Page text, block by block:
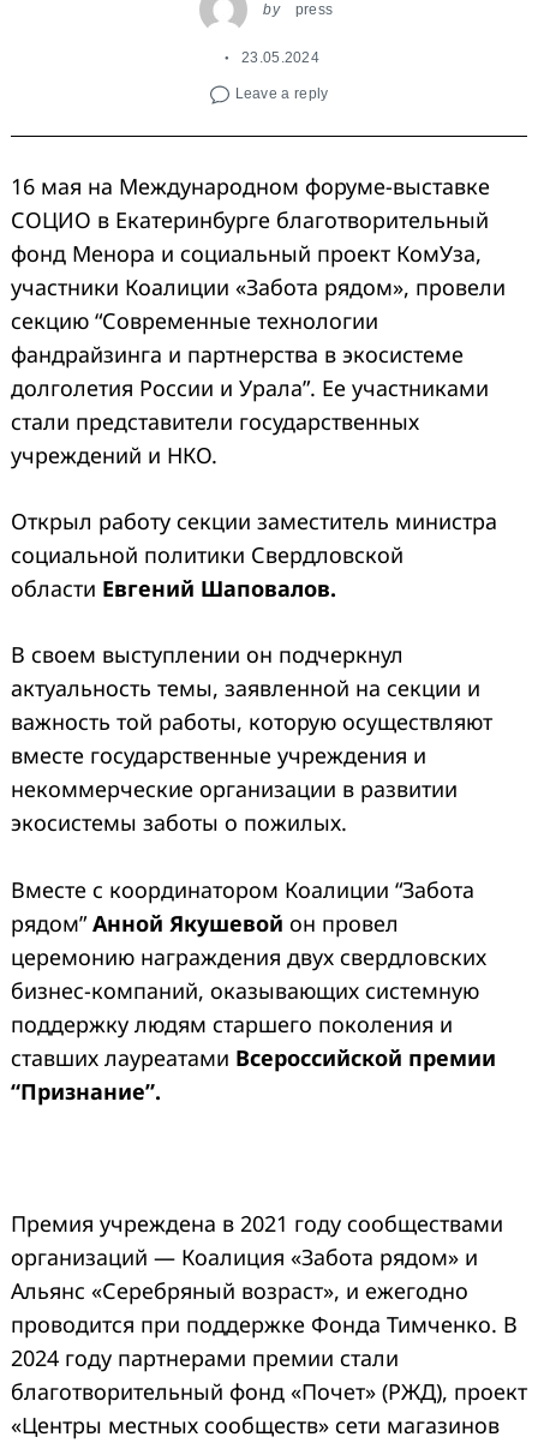
by press
23.05.2024
Leave a reply
16 мая на Международном форуме-выставке
СОЦИО в Екатеринбурге благотворительный
фонд Менора и социальный проект КомУза,
участники Коалиции «Забота рядом», провели
секцию “Современные технологии
фандрайзинга и партнерства в экосистеме
долголетия России и Урала”. Ее участниками
стали представители государственных
учреждений и НКО.
Открыл работу секции заместитель министра
социальной политики Свердловской
области Евгений Шаповалов.
В своем выступлении он подчеркнул
актуальность темы, заявленной на секции и
важность той работы, которую осуществляют
вместе государственные учреждения и
некоммерческие организации в развитии
экосистемы заботы о пожилых.
Вместе с координатором Коалиции “Забота
рядом”Анной Якушевой он провел
церемонию награждения двух свердловских
бизнес-компаний, оказывающих системную
поддержку людям старшего поколения и
ставших лауреатами Всероссийской премии
“Признание”.
Премия учреждена в 2021 году сообществами
организаций — Коалиция «Забота рядом» и
Альянс «Серебряный возраст», и ежегодно
проводится при поддержке Фонда Тимченко. В
2024 году партнерами премии стали
благотворительный фонд «Почет» (РЖД), проект
«Центры местных сообществ» сети магазинов